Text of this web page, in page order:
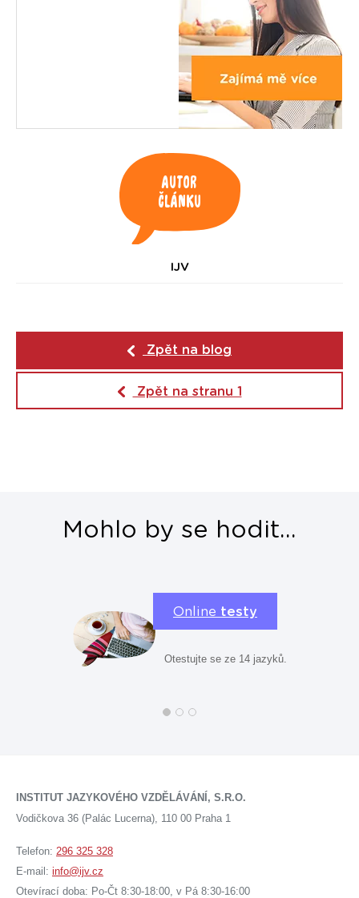
Autor
článku
IJV
Zpět na blog
Zpět na stranu 1
Mohlo by se hodit...
Online testy
Otestujte se ze 14 jazyků.
INSTITUT JAZYKOVÉHO VZDĚLÁVÁNÍ, S.R.O.
Vodičkova 36 (Palác Lucerna), 110 00 Praha 1
Telefon: 296 325 328
E-mail: info@ijv.cz
Otevírací doba: Po-Čt 8:30-18:00, v Pá 8:30-16:00